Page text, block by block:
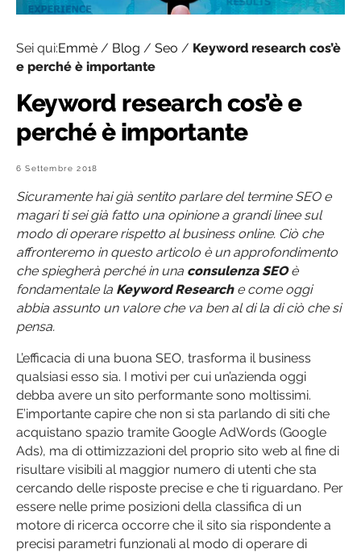
Sei qui:Emmè / Blog / Seo / Keyword research cos’è
e perché è importante
Keyword research cos’è e
perché è importante
6 Settembre 2018
Sicuramente hai già sentito parlare del termine SEO e
magari ti sei già fatto una opinione a grandi linee sul
modo di operare rispetto al business online. Ciò che
affronteremo in questo articolo è un approfondimento
che spiegherà perché in una consulenza SEOè
fondamentale la Keyword Researche come oggi
abbia assunto un valore che va ben al di la di ciò che si
pensa.
L’efficacia di una buona SEO, trasforma il business
qualsiasi esso sia. I motivi per cui un’azienda oggi
debba avere un sito performante sono moltissimi.
E’importante capire che non si sta parlando di siti che
acquistano spazio tramite Google AdWords (Google
Ads), ma di ottimizzazioni del proprio sito web al fine di
risultare visibili al maggior numero di utenti che sta
cercando delle risposte precise e che ti riguardano. Per
essere nelle prime posizioni della classifica di un
motore di ricerca occorre che il sito sia rispondente a
precisi parametri funzionali al modo di operare di